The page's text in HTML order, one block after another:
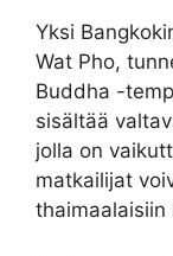
Yksi
Wat Pho,
Buddha -
sisältää
jolla on
matkailijat
thaimaalaisiin